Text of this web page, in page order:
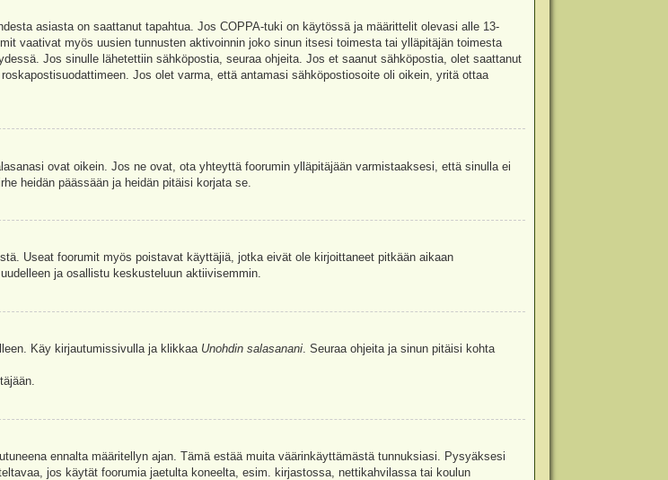
asiasta on saattanut tapahtua. Jos COPPA-tuki on käytössä ja määrittelit olevasi alle 13-
vaativat myös uusien tunnusten aktivoinnin joko sinun itsesi toimesta tai ylläpitäjän toimesta
Jos sinulle lähetettiin sähköpostia, seuraa ohjeita. Jos et saanut sähköpostia, olet saattanut
Jos olet varma, että antamasi sähköpostiosoite oli oikein, yritä ottaa
ovat oikein. Jos ne ovat, ota yhteyttä foorumin ylläpitäjään varmistaaksesi, että sinulla ei
heidän päässään ja heidän pitäisi korjata se.
Useat foorumit myös poistavat käyttäjiä, jotka eivät ole kirjoittaneet pitkään aikaan
ja osallistu keskusteluun aktiivisemmin.
Käy kirjautumissivulla ja klikkaa Unohdin salasanani. Seuraa ohjeita ja sinun pitäisi kohta
ennalta määritellyn ajan. Tämä estää muita väärinkäyttämästä tunnuksiasi. Pysyäksesi
jos käytät foorumia jaetulta koneelta, esim. kirjastossa, nettikahvilassa tai koulun